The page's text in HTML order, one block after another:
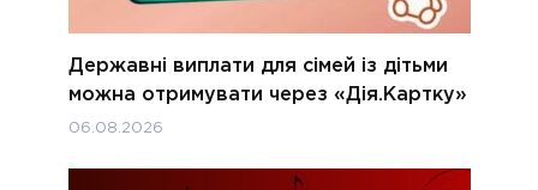
Державні виплати для сімей із дітьми
можна отримувати через «Дія.Картку»
06.08.2026